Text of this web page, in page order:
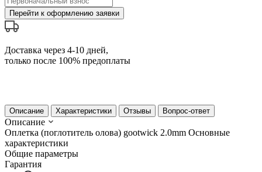
Перейти к оформлению заявки
Доставка через 4-10 дней,
только после 100% предоплаты
Описание Характеристики Отзывы Вопрос-ответ
Описание
Оплетка (поглотитель олова) gootwick 2.0mm Основные
характеристики
Общие параметры
Гарантия